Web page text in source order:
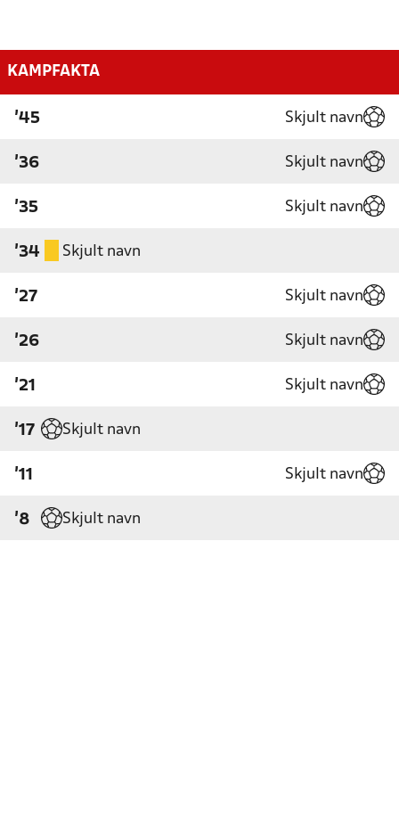
KAMPFAKTA
'45 Skjult navn
'36 Skjult navn
'35 Skjult navn
'34 Skjult navn
'27 Skjult navn
'26 Skjult navn
'21 Skjult navn
'17 Skjult navn
'11 Skjult navn
'8 Skjult navn